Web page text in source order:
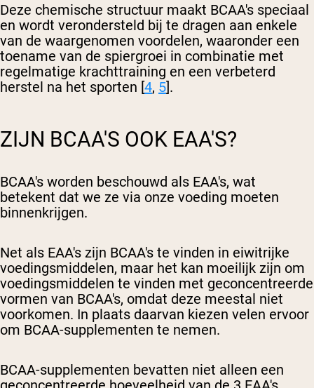
Deze chemische structuur maakt BCAA's speciaal
en wordt verondersteld bij te dragen aan enkele
van de waargenomen voordelen, waaronder een
toename van de spiergroei in combinatie met
regelmatige krachttraining en een verbeterd
herstel na het sporten [4, 5].
ZIJN BCAA'S OOK EAA'S?
BCAA's worden beschouwd als EAA's, wat
betekent dat we ze via onze voeding moeten
binnenkrijgen.
Net als EAA's zijn BCAA's te vinden in eiwitrijke
voedingsmiddelen, maar het kan moeilijk zijn om
voedingsmiddelen te vinden met geconcentreerde
vormen van BCAA's, omdat deze meestal niet
voorkomen. In plaats daarvan kiezen velen ervoor
om BCAA-supplementen te nemen.
BCAA-supplementen bevatten niet alleen een